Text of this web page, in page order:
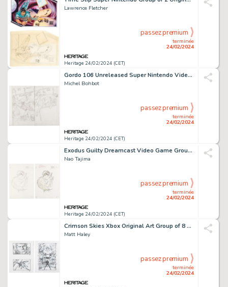
Lawrence Fletcher
Heritage 24/02/2024 (CET)
terminée
24/02/2024
passez premium
Gordo 106 Unreleased Super Nintendo Video Game Original Preliminary Box Art (DTMC, 1993).
Michel Bohbot
Heritage 24/02/2024 (CET)
terminée
24/02/2024
passez premium
Exodus Guilty Dreamcast Video Game Group of 2 Original Art Pages (Abel, 2001).
Nao Tajima
Heritage 24/02/2024 (CET)
terminée
24/02/2024
passez premium
Crimson Skies Xbox Original Art Group of 8 Storyboards (Microsoft, 2003).
Matt Haley
terminée
24/02/2024
passez premium